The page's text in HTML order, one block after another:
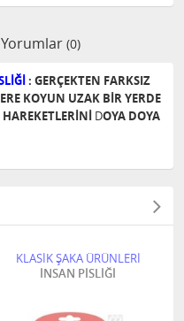
Yorumlar (0)
: GERÇEKTEN FARKSIZ
KOYUN UZAK BİR YERDE
DOYA DOYA
KLASİK ŞAKA ÜRÜNLERİ
İNSAN PİSLİĞİ